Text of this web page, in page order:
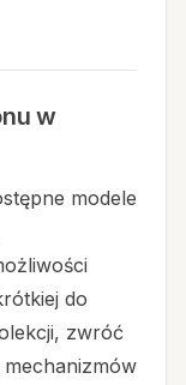
w
modele
do
zwróć
mechanizmów